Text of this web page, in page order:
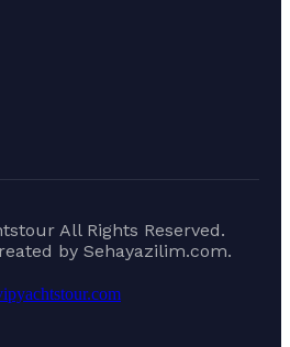
All Rights Reserved.
by Sehayazilim.com.